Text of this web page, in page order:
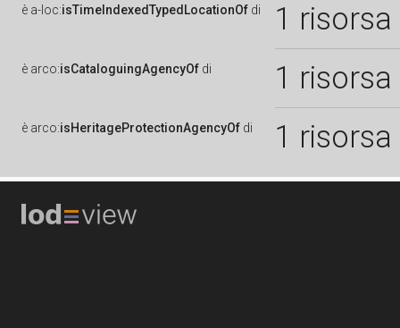
è a-loc:isTimeIndexedTypedLocationOf di 1 risorsa
è arco:isCataloguingAgencyOf di 1 risorsa
è arco:isHeritageProtectionAgencyOf di 1 risorsa